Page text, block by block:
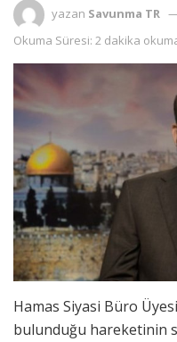
yazan Savunma TR
Okuma Süresi: 2 dakika
Hamas Siyasi Büro
bulunduğu hareketinin